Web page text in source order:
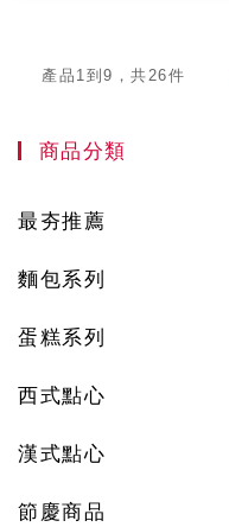
產品1到9，共26件
商品分類
最夯推薦
麵包系列
蛋糕系列
西式點心
漢式點心
節慶商品